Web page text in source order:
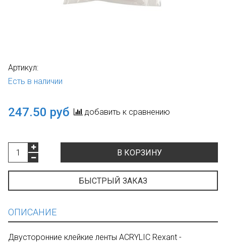
Артикул:
Есть в наличии
247.50 руб добавить к сравнению
В КОРЗИНУ
БЫСТРЫЙ ЗАКАЗ
ОПИСАНИЕ
Двусторонние клейкие ленты ACRYLIC Rexant -